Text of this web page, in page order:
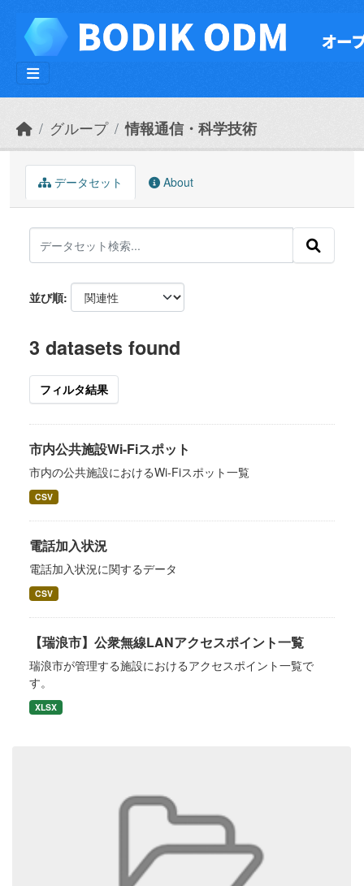
グループ 情報通信・科学技術
データセット About
並び順
3 datasets found
フィルタ結果
市内公共施設Wi-Fiスポット
市内の公共施設におけるWi-Fiスポット一覧
CSV
電話加入状況
電話加入状況に関するデータ
CSV
【瑞浪市】公衆無線LANアクセスポイント一覧
瑞浪市が管理する施設におけるアクセスポイント一覧で
す。
XLSX